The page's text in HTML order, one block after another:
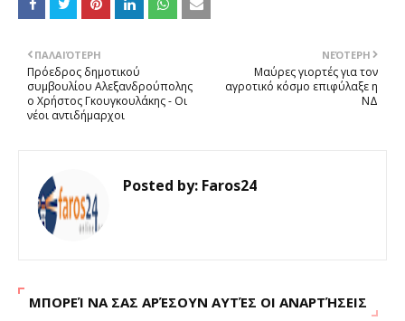
ΝΕΌΤΕΡΗ
Μαύρες γιορτές για τον
αγροτικό κόσμο επιφύλαξε η
ΝΔ
ΠΑΛΑΙΌΤΕΡΗ
Πρόεδρος δημοτικού
συμβουλίου Αλεξανδρούπολης
ο Χρήστος Γκουγκουλάκης - Οι
νέοι αντιδήμαρχοι
Posted by: Faros24
ΜΠΟΡΕΊ ΝΑ ΣΑΣ ΑΡΈΣΟΥΝ ΑΥΤΈΣ ΟΙ ΑΝΑΡΤΉΣΕΙΣ